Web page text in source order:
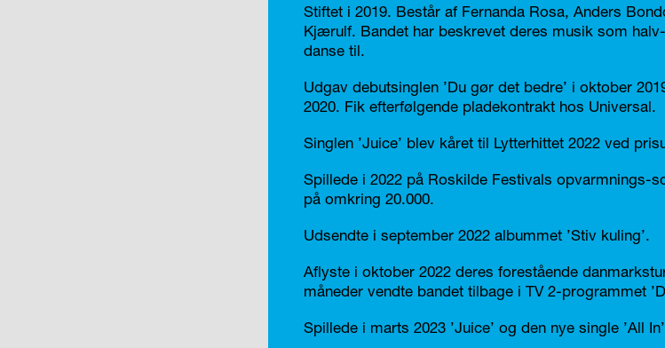
Stiftet i 2019. Består af Fernanda Rosa, Anders
Kjærulf. Bandet har beskrevet deres musik som
danse til.
Udgav debutsinglen ’Du gør det bedre’ i oktober
2020. Fik efterfølgende pladekontrakt hos Universal.
Singlen ’Juice’ blev kåret til Lytterhittet 2022 ved
Spillede i 2022 på Roskilde Festivals opvarmnings-
på omkring 20.000.
Udsendte i september 2022 albummet ’Stiv kuling’.
Aflyste i oktober 2022 deres forestående
måneder vendte bandet tilbage i TV 2-programmet
Spillede i marts 2023 ’Juice’ og den nye single ’All